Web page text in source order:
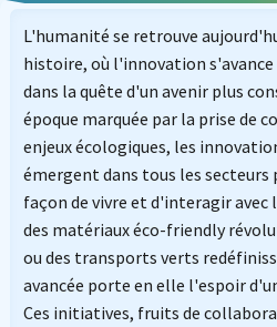
L'humanité se retrouve
histoire, où l'innovation
dans la quête d'un avenir plus
époque marquée par la prise de
enjeux écologiques, les
émergent dans tous les
façon de vivre et d'interagir avec
des matériaux éco-friendly
ou des transports verts
avancée porte en elle l'espoir
Ces initiatives, fruits de